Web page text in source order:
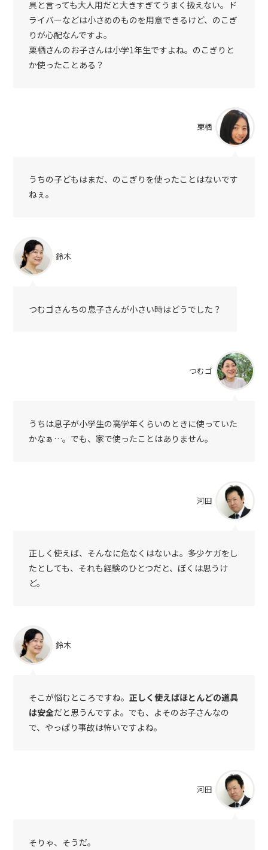
具と言っても大人用だと大きすぎてうまく扱えない。ド
ライバーなどは小さめのものを用意できるけど、のこぎ
りが心配なんですよ。
栗栖さんのお子さんは小学1年生ですよね。のこぎりと
か使ったことある？
栗栖
うちの子どもはまだ、のこぎりを使ったことはないです
ねぇ。
鈴木
つむゴさんちの息子さんが小さい時はどうでした？
つむゴ
うちは息子が小学生の高学年くらいのときに使っていた
かなぁ…。でも、家で使ったことはありません。
河田
正しく使えば、そんなに危なくはないよ。多少ケガをし
たとしても、それも経験のひとつだと、ぼくは思うけ
ど。
鈴木
そこが悩むところですね。 正しく使えばほとんどの道具
は安全だと思うんですよ。でも、よそのお子さんなの
で、やっぱり事故は怖いですよね。
河田
そりゃ、そうだ。